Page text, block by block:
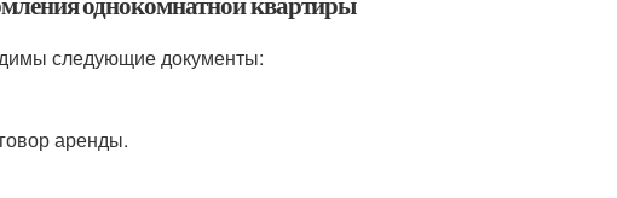
следующие документы:
аренды.